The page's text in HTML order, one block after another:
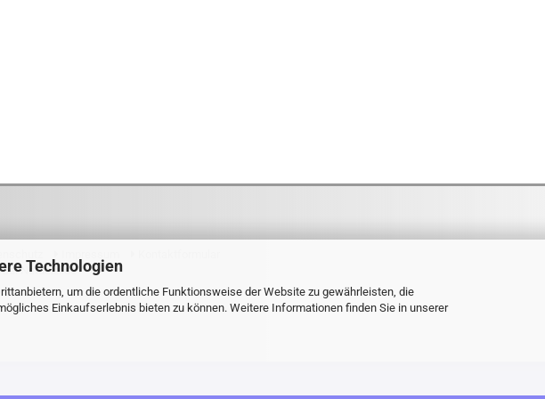
Technologien
um die ordentliche Funktionsweise der Website zu gewährleisten, die
Einkaufserlebnis bieten zu können. Weitere Informationen finden Sie in unserer
beiNetdexx.de